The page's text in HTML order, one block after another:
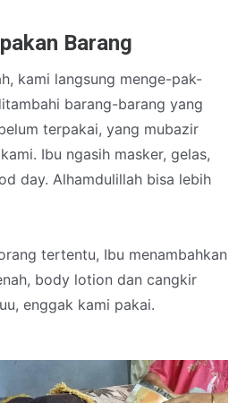
Barang
kami langsung menge-pak-
barang-barang yang
terpakai, yang mubazir
Ibu ngasih masker, gelas,
day. Alhamdulillah bisa lebih
tertentu, Ibu menambahkan
body lotion dan cangkir
enggak kami pakai.